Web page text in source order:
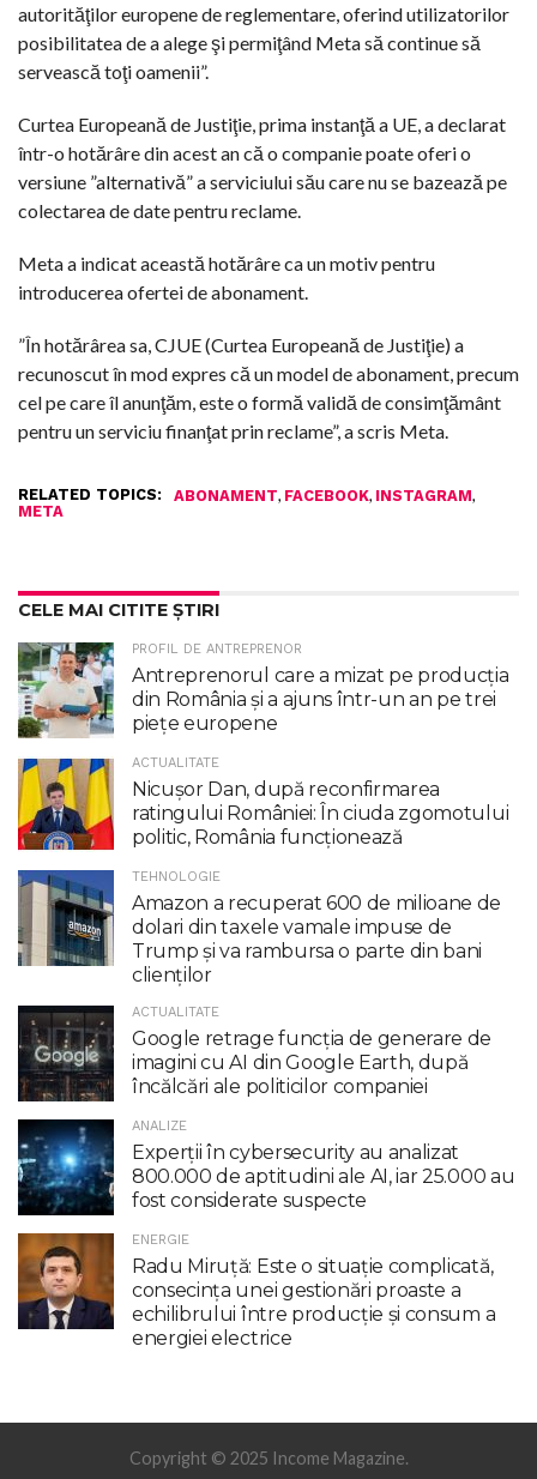
autorităţilor europene de reglementare, oferind utilizatorilor
posibilitatea de a alege şi permiţând Meta să continue să
servească toţi oamenii”.
Curtea Europeană de Justiţie, prima instanţă a UE, a declarat
într-o hotărâre din acest an că o companie poate oferi o
versiune ”alternativă” a serviciului său care nu se bazează pe
colectarea de date pentru reclame.
Meta a indicat această hotărâre ca un motiv pentru
introducerea ofertei de abonament.
”În hotărârea sa, CJUE (Curtea Europeană de Justiţie) a
recunoscut în mod expres că un model de abonament, precum
cel pe care îl anunţăm, este o formă validă de consimţământ
pentru un serviciu finanţat prin reclame”, a scris Meta.
RELATED TOPICS: ABONAMENT, FACEBOOK, INSTAGRAM,
META
CELE MAI CITITE ȘTIRI
PROFIL DE ANTREPRENOR
Antreprenorul care a mizat pe producția
din România și a ajuns într-un an pe trei
piețe europene
ACTUALITATE
Nicuşor Dan, după reconfirmarea
ratingului României: În ciuda zgomotului
politic, România funcţionează
TEHNOLOGIE
Amazon a recuperat 600 de milioane de
dolari din taxele vamale impuse de
Trump şi va rambursa o parte din bani
clienţilor
ACTUALITATE
Google retrage funcţia de generare de
imagini cu AI din Google Earth, după
încălcări ale politicilor companiei
ANALIZE
Experții în cybersecurity au analizat
800.000 de aptitudini ale AI, iar 25.000 au
fost considerate suspecte
ENERGIE
Radu Miruţă: Este o situaţie complicată,
consecinţa unei gestionări proaste a
echilibrului între producţie şi consum a
energiei electrice
Copyright © 2025 Income Magazine.